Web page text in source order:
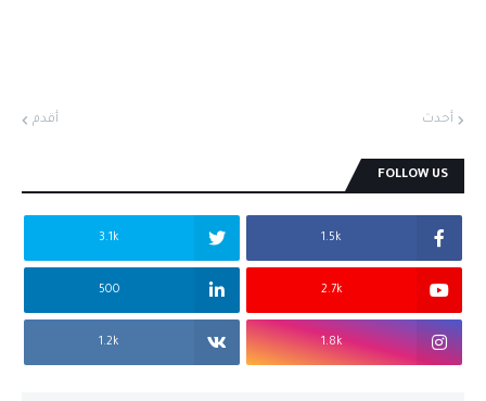
أحدث أقدم
FOLLOW US
1.5k
3.1k
2.7k
500
1.8k
1.2k